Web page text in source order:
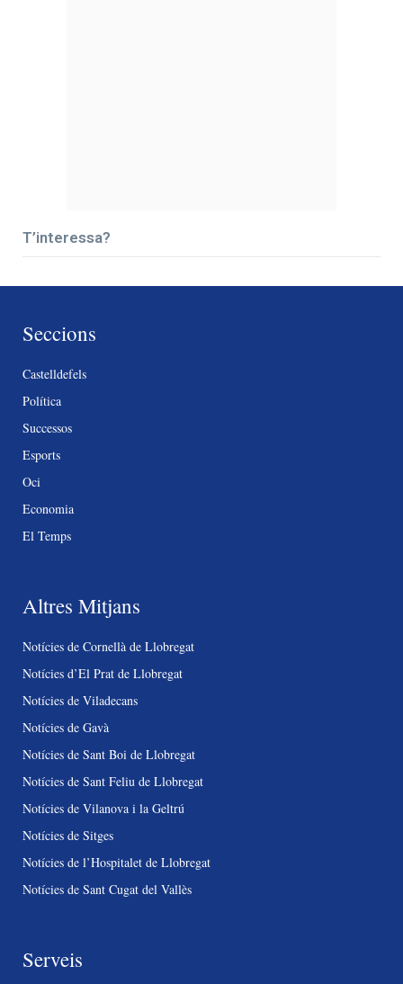
T’interessa?
Seccions
Castelldefels
Política
Successos
Esports
Oci
Economia
El Temps
Altres Mitjans
Notícies de Cornellà de Llobregat
Notícies d’El Prat de Llobregat
Notícies de Viladecans
Notícies de Gavà
Notícies de Sant Boi de Llobregat
Notícies de Sant Feliu de Llobregat
Notícies de Vilanova i la Geltrú
Notícies de Sitges
Notícies de l’Hospitalet de Llobregat
Notícies de Sant Cugat del Vallès
Serveis